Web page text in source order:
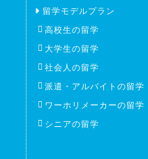
留学モデルプラン
高校生の留学
大学生の留学
社会人の留学
派遣・アルバイトの留学
ワーホリメーカーの留学
シニアの留学